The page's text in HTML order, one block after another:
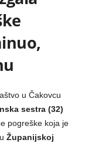
u Čakovcu
sestra (32)
pogreške koja je
Županijskoj